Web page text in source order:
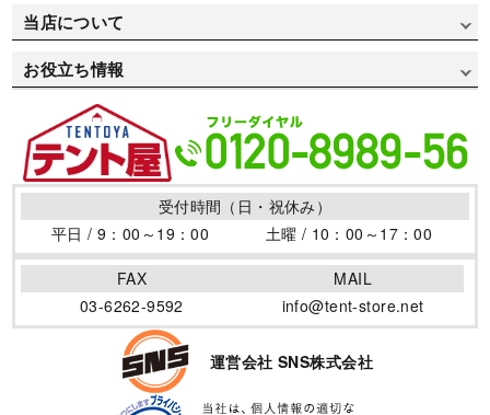
部活/クラブ活動用で選ぶ
自治体/地方公共団体用で選ぶ
お祭り用で選ぶ
医療/病院用で選ぶ
防災/消防用で選ぶ
商店街用で選ぶ
店舗/ブース/露店用で選ぶ
フェス/マルシェ/フリマ用で選ぶ
地鎮祭用で選ぶ
デザインデータ入稿方法
デザインデータ作成方法
プリント書体見本
デザインサンプル
テント自動お見積り
送料について
返品・変更について
よくある質問集
当店について
会社概要
個人情報保護方針
サイトポリシー
お役立ち情報
イベントテントの取り扱い
テントの活用場所
テントの仲間
テント制作のポイント
ワンタッチテントの効果
イベントテントを暴風から守る風対策！その方法と必要性
について
卒園卒業の記念と御礼に寄贈用テントがオススメです
夏の熱中症対策に！日差しを避けるイベントテント！
受付時間（日・祝休み）
平日 / 9：00～19：00
土曜 / 10：00～17：00
FAX
03-6262-9592
MAIL
info@tent-store.net
運営会社 SNS株式会社